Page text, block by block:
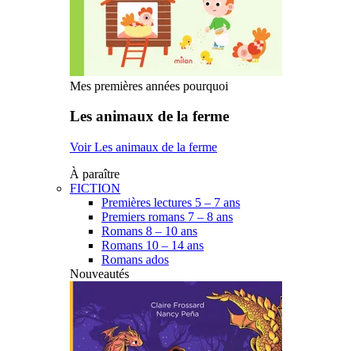
Mes premières années pourquoi
Les animaux de la ferme
Voir Les animaux de la ferme
À paraître
FICTION
Premières lectures 5 – 7 ans
Premiers romans 7 – 8 ans
Romans 8 – 10 ans
Romans 10 – 14 ans
Romans ados
Nouveautés